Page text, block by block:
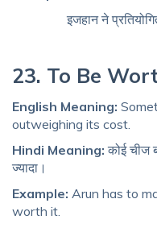
इजहान ने प्रतियोगिता में
23. To Be
English Meaning:
outweighing its cost.
Hindi Meaning: कोई चीज
ज्यादा।
Example: Arun has to
worth it.